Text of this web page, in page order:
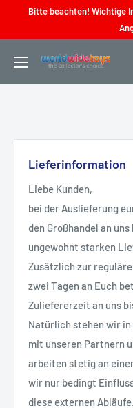
Bitte beachten! Wichtige
worldwidetoys
Lieferinformation
Liebe Kunden,
bei der Auslieferung
den Großhandel an
ungewohnt starken
Zusätzlich zur
zwei Tagen an Euch
Zuliefererzeit an uns
Natürlich stehen wir
mit unseren Partnern
arbeiten stetig an
wir nur bedingt
diese externen